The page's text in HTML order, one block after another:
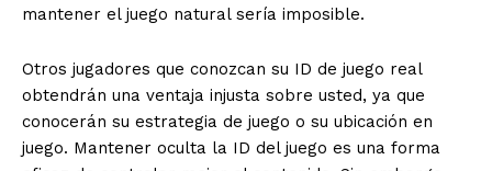
mantener el juego natural sería imposible.
Otros jugadores que conozcan su ID de juego real
obtendrán una ventaja injusta sobre usted, ya que
conocerán su estrategia de juego o su ubicación en
juego. Mantener oculta la ID del juego es una forma